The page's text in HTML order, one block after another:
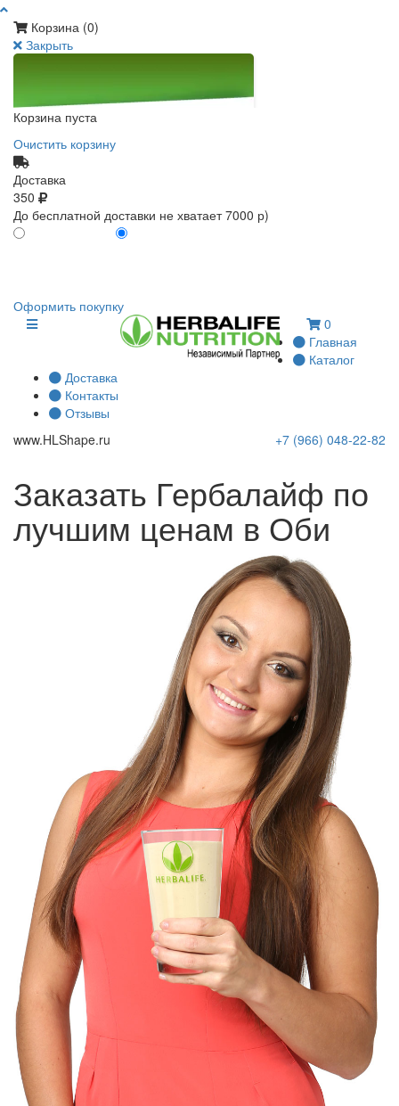
Корзина (0)
Закрыть
Корзина пуста
Очистить корзину
Доставка
350
До бесплатной доставки не хватает 7000 р)
Оформить покупку
0
Главная
Каталог
Доставка
Контакты
Отзывы
www.HLShape.ru +7 (966) 048-22-82
Заказать Гербалайф по
лучшим ценам в Оби